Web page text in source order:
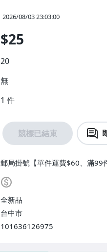
2026/08/03 23:03:00
$25
20
無
1 件
競標已結束
郵局掛號【單件運費$60、滿99
全新品
台中市
101636126975